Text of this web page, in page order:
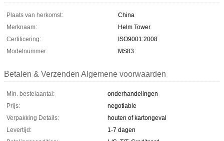
Plaats van herkomst:
China
Merknaam:
Helm Tower
Certificering:
ISO9001:2008
Modelnummer:
MS83
Betalen & Verzenden Algemene voorwaarden
Min. bestelaantal:
onderhandelingen
Prijs:
negotiable
Verpakking Details:
houten of kartongeval
Levertijd:
1-7 dagen